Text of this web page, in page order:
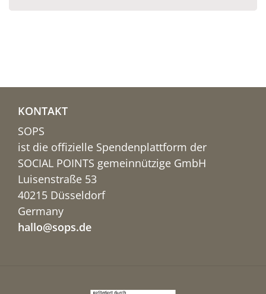
KONTAKT
SOPS
ist die offizielle Spendenplattform der
SOCIAL POINTS gemeinnützige GmbH
Luisenstraße 53
40215 Düsseldorf
Germany
hallo@sops.de